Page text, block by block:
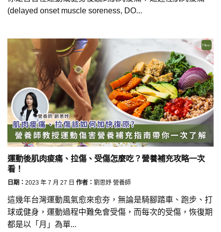
(delayed onset muscle soreness, DO...
運動後肌肉痠痛、拉傷、受傷怎麼吃？營養補充攻略一次
看！
日期： 2023 年 7 月 27 日 作者： 劉思妤 營養師
這幾年台灣運動風氣愈來愈夯，無論是騎腳踏車、跑步、打
球或健身，運動過程中難免會受傷，而每次的受傷，恢復期
都是以「月」為單...